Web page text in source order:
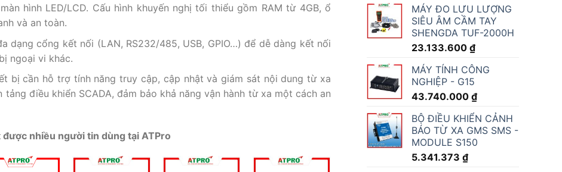
hình LED/LCD. Cấu hình khuyến nghị tối thiểu gồm RAM từ 4GB, ổ
và an toàn.
dạng cổng kết nối (LAN, RS232/485, USB, GPIO…) để dễ dàng kết nối
ngoại vi khác.
bị cần hỗ trợ tính năng truy cập, cập nhật và giám sát nội dung từ xa
điều khiển SCADA, đảm bảo khả năng vận hành từ xa một cách an
nhiều người tin dùng tại ATPro
MÁY ĐO LƯU LƯỢNG
SIÊU ÂM CẦM TAY
SHENGDA TUF-2000H
23.133.600 ₫
MÁY TÍNH CÔNG
NGHIỆP - G15
43.740.000 ₫
BỘ ĐIỀU KHIỂN CẢNH
BÁO TỪ XA GMS SMS -
MODULE S150
5.341.373 ₫